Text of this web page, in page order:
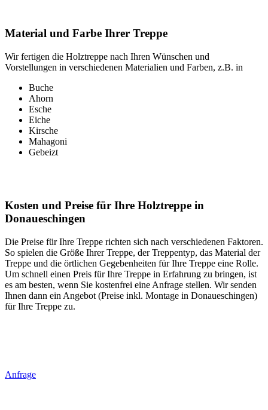
Material und Farbe Ihrer Treppe
Wir fertigen die Holztreppe nach Ihren Wünschen und
Vorstellungen in verschiedenen Materialien und Farben, z.B. in
Buche
Ahorn
Esche
Eiche
Kirsche
Mahagoni
Gebeizt
Kosten und Preise für Ihre Holztreppe in
Donaueschingen
Die Preise für Ihre Treppe richten sich nach verschiedenen Faktoren.
So spielen die Größe Ihrer Treppe, der Treppentyp, das Material der
Treppe und die örtlichen Gegebenheiten für Ihre Treppe eine Rolle.
Um schnell einen Preis für Ihre Treppe in Erfahrung zu bringen, ist
es am besten, wenn Sie kostenfrei eine Anfrage stellen. Wir senden
Ihnen dann ein Angebot (Preise inkl. Montage in Donaueschingen)
für Ihre Treppe zu.
Anfrage